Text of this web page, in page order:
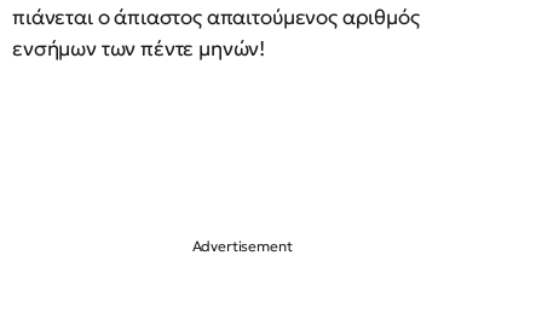
πιάνεται ο άπιαστος απαιτούμενος αριθμός
ενσήμων των πέντε μηνών!